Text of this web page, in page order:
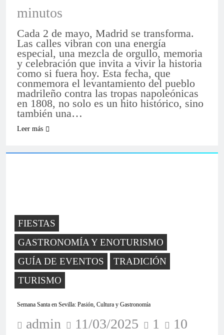
minutos
Cada 2 de mayo, Madrid se transforma.
Las calles vibran con una energía
especial, una mezcla de orgullo, memoria
y celebración que invita a vivir la historia
como si fuera hoy. Esta fecha, que
conmemora el levantamiento del pueblo
madrileño contra las tropas napoleónicas
en 1808, no solo es un hito histórico, sino
también una…
Leer más
FIESTAS
GASTRONOMÍA Y ENOTURISMO
GUÍA DE EVENTOS
TRADICIÓN
TURISMO
Semana Santa en Sevilla: Pasión, Cultura y Gastronomía
admin 11/03/2025 1 10